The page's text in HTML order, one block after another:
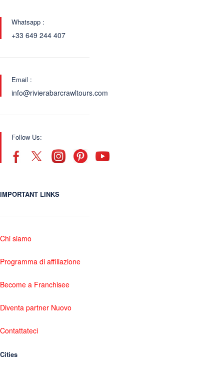
Whatsapp :
+33 649 244 407
Email :
info@rivierabarcrawltours.com
Follow Us:
IMPORTANT LINKS
Chi siamo
Programma di affiliazione
Become a Franchisee
Diventa partner Nuovo
Contattateci
Cities